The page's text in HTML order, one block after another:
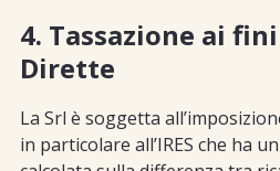
4. Tassazione ai
Dirette
La Srl è soggetta
in particolare all’IRES che ha